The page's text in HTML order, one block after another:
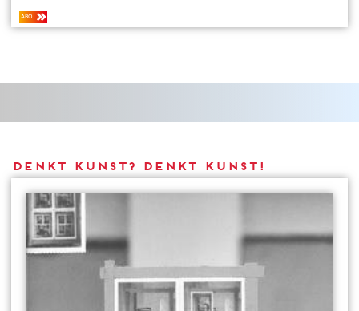
ABO
DENKT KUNST? DENKT KUNST!